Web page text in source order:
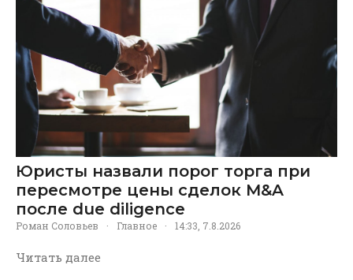
Юристы назвали порог торга при
пересмотре цены сделок M&A
после due diligence
Роман Соловьев · Главное · 14:33, 7.8.2026
Читать далее